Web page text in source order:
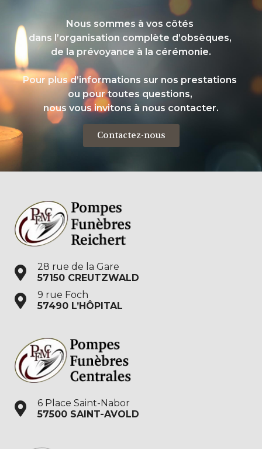
Nous sommes à vos côtés
dans l’organisation complète d’obsèques,
de la prévoyance à la cérémonie.
Pour plus d’informations sur nos prestations
ou pour toutes questions,
nous vous invitons à nous contacter.
Contactez-nous
28 rue de la Gare
57150 CREUTZWALD
9 rue Foch
57490 L’HÔPITAL
6 Place Saint-Nabor
57500 SAINT-AVOLD